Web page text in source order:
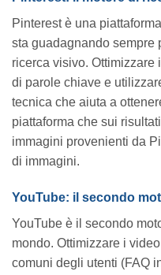
Pinterest è una
sta guadagnando sempre
ricerca visivo.
di parole chiave e
tecnica che aiuta a
piattaforma che sui
immagini provenienti da
di immagini.
YouTube: il secondo
YouTube è il secondo
mondo. Ottimizzare i
comuni degli utenti (FAQ